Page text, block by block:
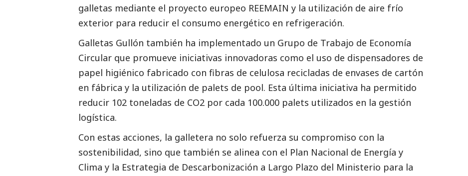
galletas mediante el proyecto europeo REEMAIN y la utilización de aire frío
exterior para reducir el consumo energético en refrigeración.
Galletas Gullón también ha implementado un Grupo de Trabajo de Economía
Circular que promueve iniciativas innovadoras como el uso de dispensadores de
papel higiénico fabricado con fibras de celulosa recicladas de envases de cartón
en fábrica y la utilización de palets de pool. Esta última iniciativa ha permitido
reducir 102 toneladas de CO2 por cada 100.000 palets utilizados en la gestión
logística.
Con estas acciones, la galletera no solo refuerza su compromiso con la
sostenibilidad, sino que también se alinea con el Plan Nacional de Energía y
Clima y la Estrategia de Descarbonización a Largo Plazo del Ministerio para la